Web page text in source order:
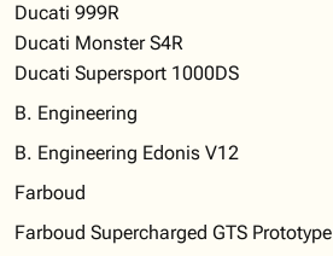
Ducati 999R
Ducati Monster S4R
Ducati Supersport 1000DS
B. Engineering
B. Engineering Edonis V12
Farboud
Farboud Supercharged GTS Prototype